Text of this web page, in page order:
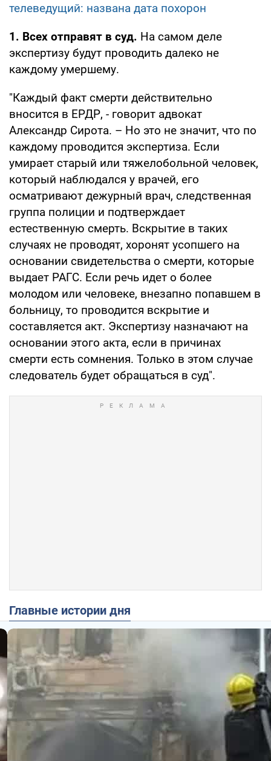
телеведущий: названа дата похорон
1. Всех отправят в суд. На самом деле
экспертизу будут проводить далеко не
каждому умершему.
"Каждый факт смерти действительно
вносится в ЕРДР, - говорит адвокат
Александр Сирота. – Но это не значит, что по
каждому проводится экспертиза. Если
умирает старый или тяжелобольной человек,
который наблюдался у врачей, его
осматривают дежурный врач, следственная
группа полиции и подтверждает
естественную смерть. Вскрытие в таких
случаях не проводят, хоронят усопшего на
основании свидетельства о смерти, которые
выдает РАГС. Если речь идет о более
молодом или человеке, внезапно попавшем в
больницу, то проводится вскрытие и
составляется акт. Экспертизу назначают на
основании этого акта, если в причинах
смерти есть сомнения. Только в этом случае
следователь будет обращаться в суд".
Главные истории дня